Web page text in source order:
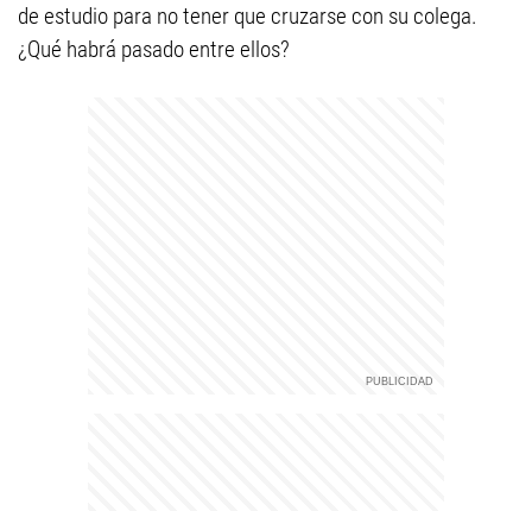
de estudio para no tener que cruzarse con su colega.
¿Qué habrá pasado entre ellos?